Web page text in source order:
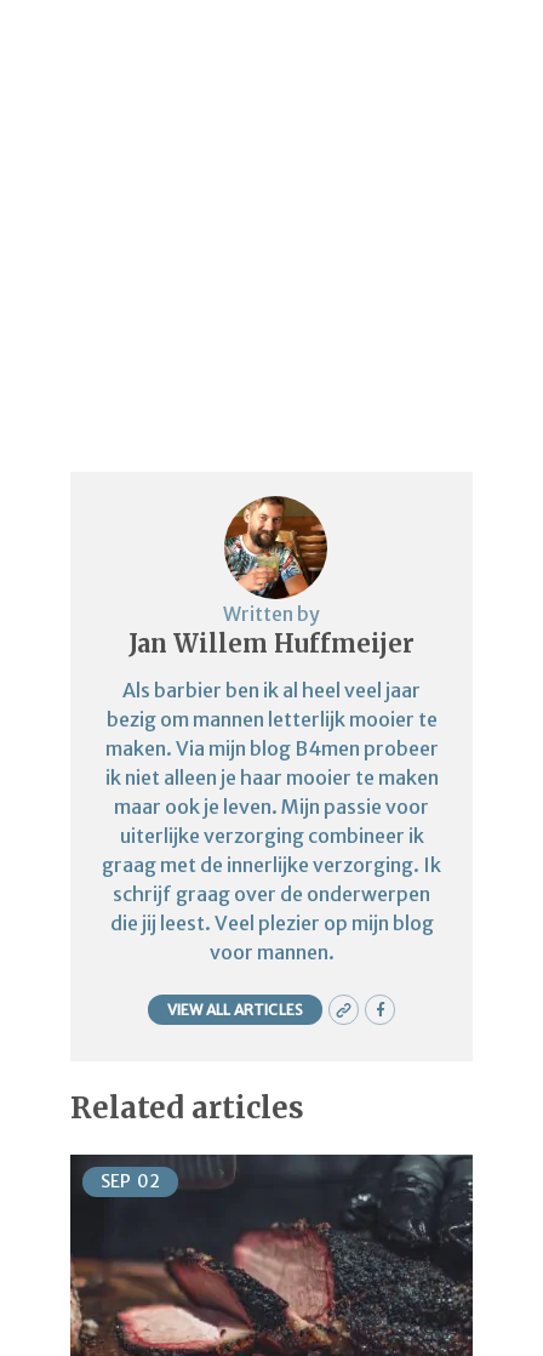
Written by
Jan Willem Huffmeijer
Als barbier ben ik al heel veel jaar
bezig om mannen letterlijk mooier te
maken. Via mijn blog B4men probeer
ik niet alleen je haar mooier te maken
maar ook je leven. Mijn passie voor
uiterlijke verzorging combineer ik
graag met de innerlijke verzorging. Ik
schrijf graag over de onderwerpen
die jij leest. Veel plezier op mijn blog
voor mannen.
VIEW ALL ARTICLES
Related articles
SEP 02